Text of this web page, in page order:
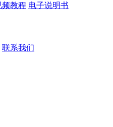
频教程 电子说明书
联系我们